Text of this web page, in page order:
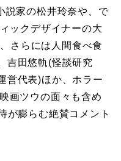
説家の松井玲奈や、で
ックデザイナーの大
さらには人間食べ食
吉田悠軌(怪談研究
営代表)ほか、ホラー
画ツウの面々も含め
が膨らむ絶賛コメント